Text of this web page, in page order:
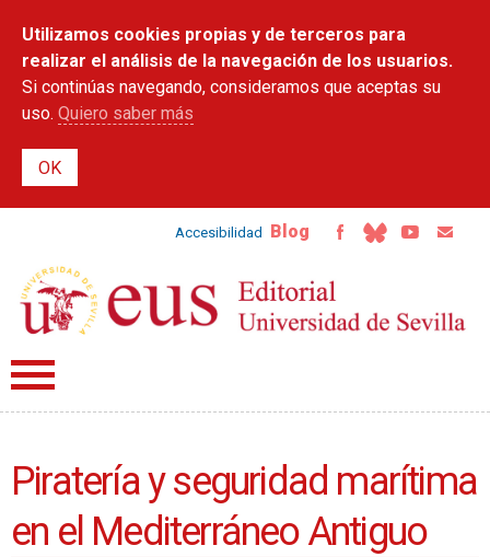
contenido
principal
Utilizamos cookies propias y de terceros para
realizar el análisis de la navegación de los usuarios.
Si continúas navegando, consideramos que aceptas su
uso. Quiero saber más
Accesibilidad Blog
Piratería y seguridad marítima
en el Mediterráneo Antiguo